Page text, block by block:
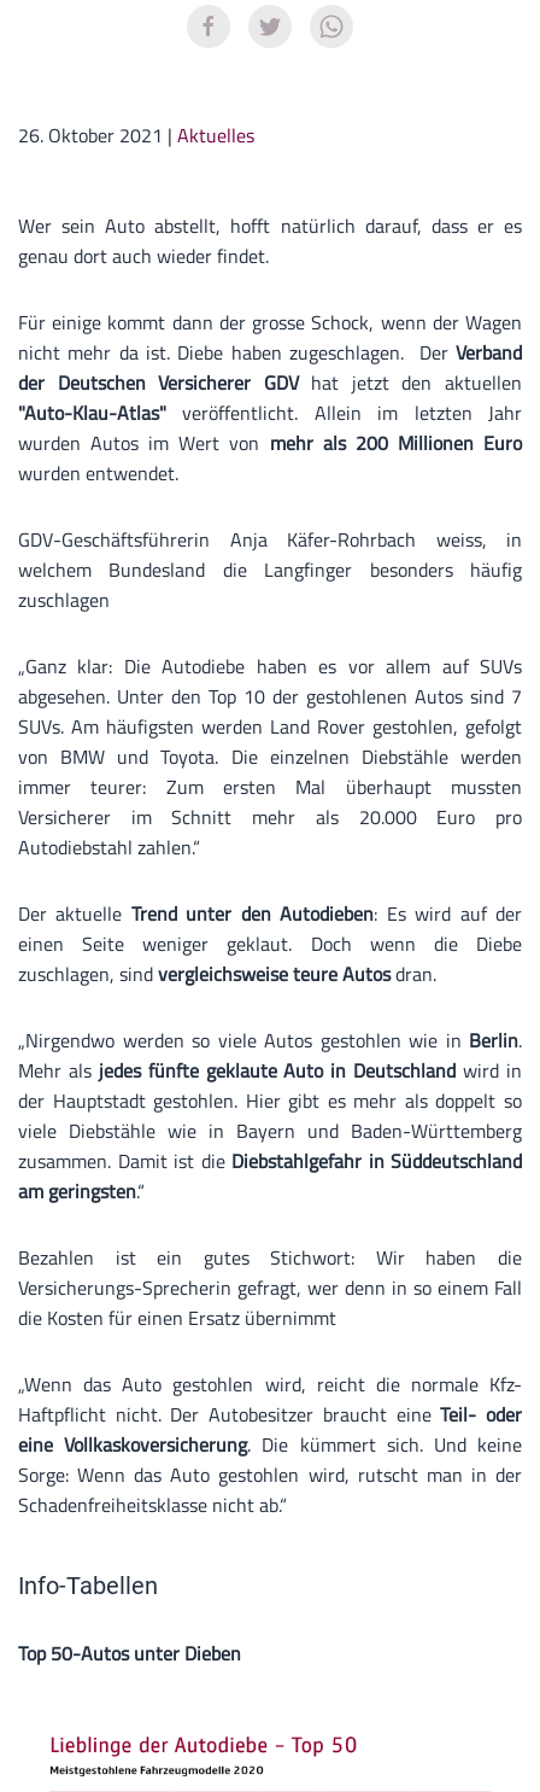
26. Oktober 2021 | Aktuelles
Wer sein Auto abstellt, hofft natürlich darauf, dass er es
genau dort auch wieder findet.
Für einige kommt dann der grosse Schock, wenn der Wagen
nicht mehr da ist. Diebe haben zugeschlagen. Der Verband
der Deutschen Versicherer GDVhat jetzt den aktuellen
"Auto-Klau-Atlas" veröffentlicht. Allein im letzten Jahr
wurden Autos im Wert von mehr als 200 Millionen Euro
wurden entwendet.
GDV-Geschäftsführerin Anja Käfer-Rohrbach weiss, in
welchem Bundesland die Langfinger besonders häufig
zuschlagen
„Ganz klar: Die Autodiebe haben es vor allem auf SUVs
abgesehen. Unter den Top 10 der gestohlenen Autos sind 7
SUVs. Am häufigsten werden Land Rover gestohlen, gefolgt
von BMW und Toyota. Die einzelnen Diebstähle werden
immer teurer: Zum ersten Mal überhaupt mussten
Versicherer im Schnitt mehr als 20.000 Euro pro
Autodiebstahl zahlen.“
Der aktuelle Trend unter den Autodieben: Es wird auf der
einen Seite weniger geklaut. Doch wenn die Diebe
zuschlagen, sindvergleichsweise teure Autosdran.
„Nirgendwo werden so viele Autos gestohlen wie in Berlin.
Mehr als jedes fünfte geklaute Auto in Deutschland wird in
der Hauptstadt gestohlen. Hier gibt es mehr als doppelt so
viele Diebstähle wie in Bayern und Baden-Württemberg
zusammen. Damit ist die Diebstahlgefahr in Süddeutschland
am geringsten.“
Bezahlen ist ein gutes Stichwort: Wir haben die
Versicherungs-Sprecherin gefragt, wer denn in so einem Fall
die Kosten für einen Ersatz übernimmt
„Wenn das Auto gestohlen wird, reicht die normale Kfz-
Haftpflicht nicht. Der Autobesitzer braucht eineTeil- oder
eine Vollkaskoversicherung. Die kümmert sich. Und keine
Sorge: Wenn das Auto gestohlen wird, rutscht man in der
Schadenfreiheitsklasse nicht ab.“
Info-Tabellen
Top 50-Autos unter Dieben